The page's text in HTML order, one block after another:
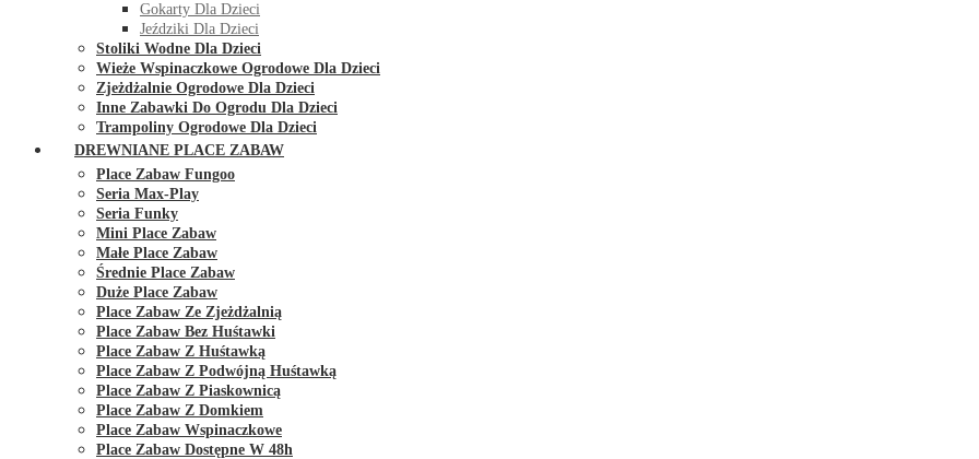
Gokarty Dla Dzieci
Jeździki Dla Dzieci
Stoliki Wodne Dla Dzieci
Wieże Wspinaczkowe Ogrodowe Dla Dzieci
Zjeżdżalnie Ogrodowe Dla Dzieci
Inne Zabawki Do Ogrodu Dla Dzieci
Trampoliny Ogrodowe Dla Dzieci
DREWNIANE PLACE ZABAW
Place Zabaw Fungoo
Seria Max-Play
Seria Funky
Mini Place Zabaw
Małe Place Zabaw
Średnie Place Zabaw
Duże Place Zabaw
Place Zabaw Ze Zjeżdżalnią
Place Zabaw Bez Huśtawki
Place Zabaw Z Huśtawką
Place Zabaw Z Podwójną Huśtawką
Place Zabaw Z Piaskownicą
Place Zabaw Z Domkiem
Place Zabaw Wspinaczkowe
Place Zabaw Dostępne W 48h